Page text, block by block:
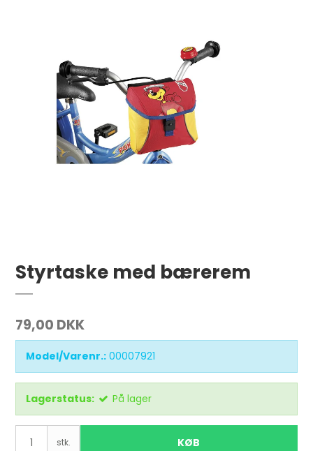
Styrtaske med bærerem
79,00 DKK
Model/Varenr.: 00007921
Lagerstatus: På lager
stk. KØB